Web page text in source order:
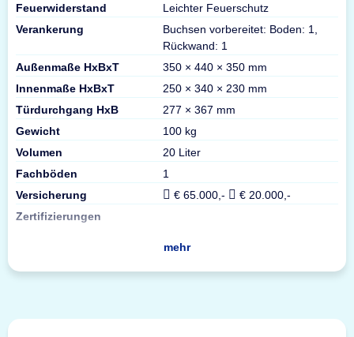
Feuerwiderstand
Leichter Feuerschutz
Verankerung
Buchsen vorbereitet: Boden: 1,
Rückwand: 1
Außenmaße HxBxT
350 × 440 × 350 mm
Innenmaße HxBxT
250 × 340 × 230 mm
Türdurchgang HxB
277 × 367 mm
Gewicht
100 kg
Volumen
20 Liter
Fachböden
1
Versicherung
€ 65.000,-
€ 20.000,-
Zertifizierungen
mehr